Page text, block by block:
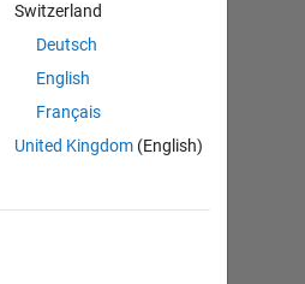
Switzerland
Deutsch
English
Français
United Kingdom (English)